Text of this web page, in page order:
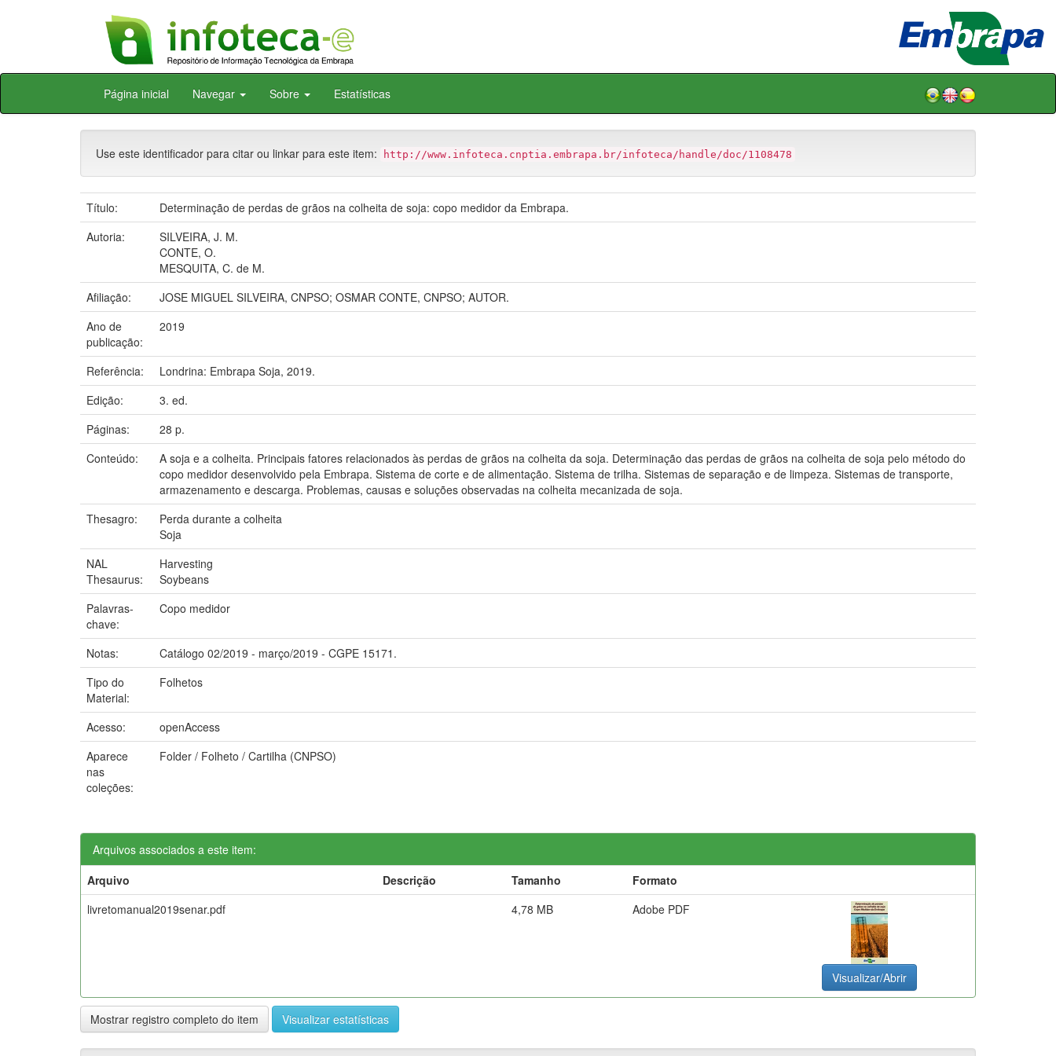
Skip
Página inicial Navegar Sobre Estatísticas
Use este identificador para citar ou linkar para este item: http://www.infoteca.cnptia.embrapa.br/infoteca/handle/doc/1108478
Título:
Determinação de perdas de grãos na colheita de soja: copo medidor da Embrapa.
Autoria:
SILVEIRA, J. M.
CONTE, O.
MESQUITA, C. de M.
Afiliação:
JOSE MIGUEL SILVEIRA, CNPSO; OSMAR CONTE, CNPSO; AUTOR.
Ano de
publicação:
2019
Referência:
Londrina: Embrapa Soja, 2019.
Edição:
3. ed.
Páginas:
28 p.
Conteúdo:
A soja e a colheita. Principais fatores relacionados às perdas de grãos na colheita da soja. Determinação das perdas de grãos na colheita de soja pelo método do
copo medidor desenvolvido pela Embrapa. Sistema de corte e de alimentação. Sistema de trilha. Sistemas de separação e de limpeza. Sistemas de transporte,
armazenamento e descarga. Problemas, causas e soluções observadas na colheita mecanizada de soja.
Thesagro:
Perda durante a colheita
Soja
NAL
Thesaurus:
Harvesting
Soybeans
Palavras-
chave:
Copo medidor
Notas:
Catálogo 02/2019 - março/2019 - CGPE 15171.
Tipo do
Material:
Folhetos
Acesso:
openAccess
Aparece
nas
coleções:
Folder / Folheto / Cartilha (CNPSO)
Arquivos associados a este item:
Arquivo
Descrição Tamanho
Formato
livretomanual2019senar.pdf
4,78 MB Adobe PDF
Visualizar/Abrir
Mostrar registro completo do item Visualizar estatísticas